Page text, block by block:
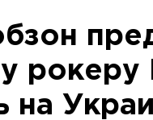
рокеру
на